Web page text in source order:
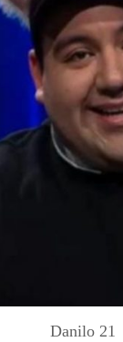
Danilo 21